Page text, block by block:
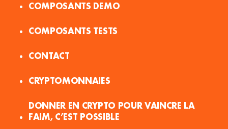
COMPOSANTS DEMO
COMPOSANTS TESTS
CONTACT
CRYPTOMONNAIES
DONNER EN CRYPTO POUR VAINCRE LA
FAIM, C’EST POSSIBLE